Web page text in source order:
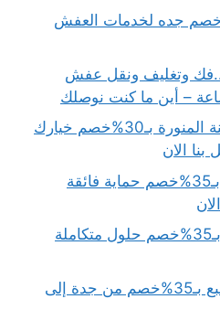
عفش جده بـ35%خصم جده لخدمات العفش
وتغليف ونقل عفش
سيارات نقل عفش بالمدينة المنورة بـ30%خصم خيارك
بنا الان
مستودعات الاثاث الدمام بـ35%خصم حماية فائقة
نقل عفش من مكة لجدة بـ35%خصم حلول متكاملة
نقل عفش من جدة الى ينبع بـ35%خصم من جدة إلى